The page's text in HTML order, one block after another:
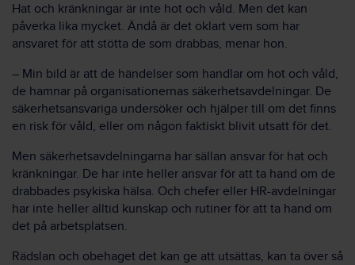
Hat och kränkningar är inte hot och våld. Men det kan
påverka lika mycket. Ändå är det oklart vem som har
ansvaret för att stötta de som drabbas, menar hon.
– Min bild är att de händelser som handlar om hot och våld,
de hamnar på organisationernas säkerhetsavdelningar. De
säkerhetsansvariga undersöker och hjälper till om det finns
en risk för våld, eller om någon faktiskt blivit utsatt för det.
Men säkerhetsavdelningarna har sällan ansvar för hat och
kränkningar. De har inte heller ansvar för att ta hand om de
drabbades psykiska hälsa. Och chefer eller HR-avdelningar
har inte heller alltid kunskap och rutiner för att ta hand om
det på arbetsplatsen.
Rädslan och obehaget det kan ge att utsättas, kan ta över så